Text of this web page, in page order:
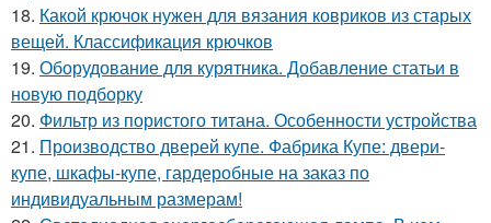
18. Какой крючок нужен для вязания ковриков из старых
вещей. Классификация крючков
19. Оборудование для курятника. Добавление статьи в
новую подборку
20. Фильтр из пористого титана. Особенности устройства
21. Производство дверей купе. Фабрика Купе: двери-
купе, шкафы-купе, гардеробные на заказ по
индивидуальным размерам!